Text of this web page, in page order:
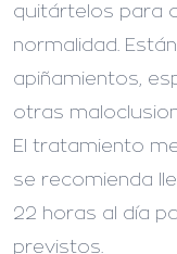
quitártelos para
normalidad.
apiñamientos,
otras
El tratamiento
se recomienda
22 horas al día
previstos.